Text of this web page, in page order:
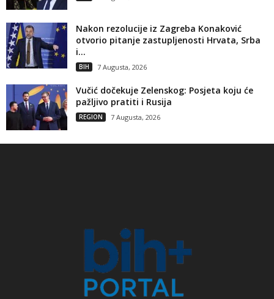
Nakon rezolucije iz Zagreba Konaković
otvorio pitanje zastupljenosti Hrvata, Srba
i...
BIH 7 Augusta, 2026
Vučić dočekuje Zelenskog: Posjeta koju će
pažljivo pratiti i Rusija
REGION 7 Augusta, 2026